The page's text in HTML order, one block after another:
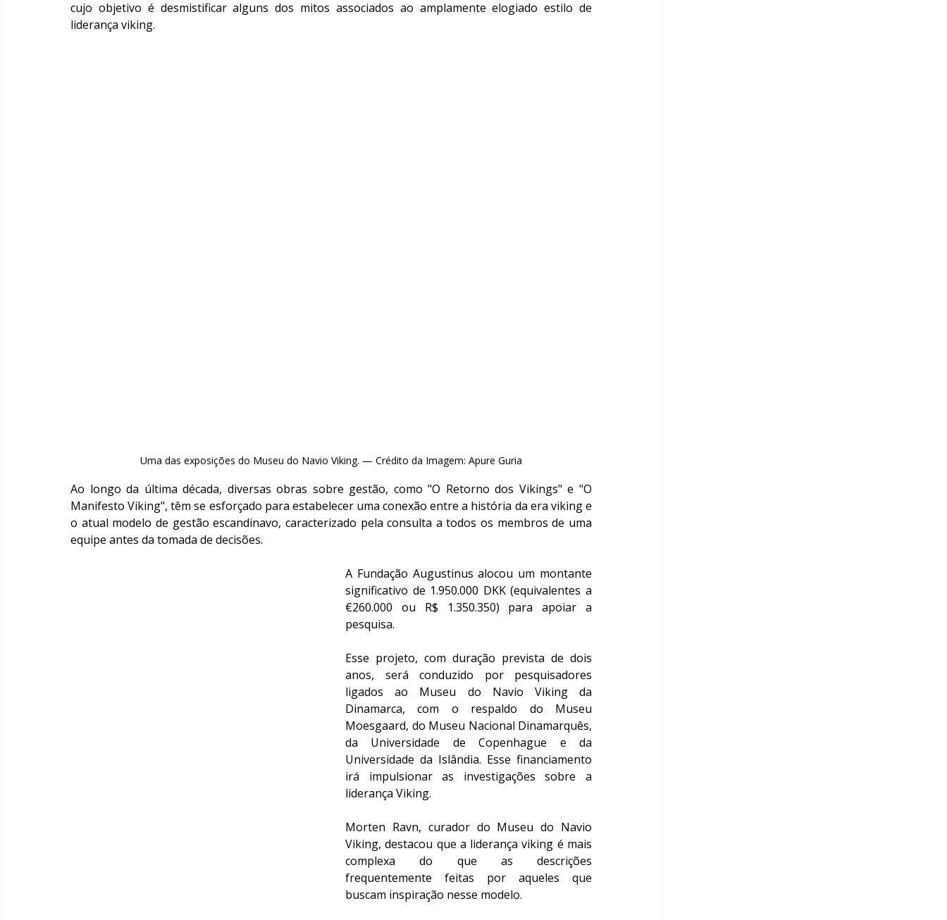
cujo objetivo é desmistificar alguns dos mitos associados ao amplamente elogiado estilo de
liderança viking.
Uma das exposições do Museu do Navio Viking. — Crédito da Imagem: Apure Guria
Ao longo da última década, diversas obras sobre gestão, como "O Retorno dos Vikings" e "O
Manifesto Viking", têm se esforçado para estabelecer uma conexão entre a história da era viking e
o atual modelo de gestão escandinavo, caracterizado pela consulta a todos os membros de uma
equipe antes da tomada de decisões.
A Fundação Augustinus alocou um montante
significativo de 1.950.000 DKK (equivalentes a
€260.000 ou R$ 1.350.350) para apoiar a
pesquisa.
Esse projeto, com duração prevista de dois
anos, será conduzido por pesquisadores
ligados ao Museu do Navio Viking da
Dinamarca, com o respaldo do Museu
Moesgaard, do Museu Nacional Dinamarquês,
da Universidade de Copenhague e da
Universidade da Islândia. Esse financiamento
irá impulsionar as investigações sobre a
liderança Viking.
Morten Ravn, curador do Museu do Navio
Viking, destacou que a liderança viking é mais
complexa do que as descrições
frequentemente feitas por aqueles que
buscam inspiração nesse modelo.